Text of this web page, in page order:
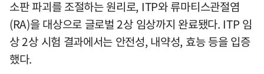
소판 파괴를 조절하는 원리로, ITP와 류마티스관절염
(RA)을 대상으로 글로벌 2상 임상까지 완료됐다. ITP 임
상 2상 시험 결과에서는 안전성, 내약성, 효능 등을 입증
했다.